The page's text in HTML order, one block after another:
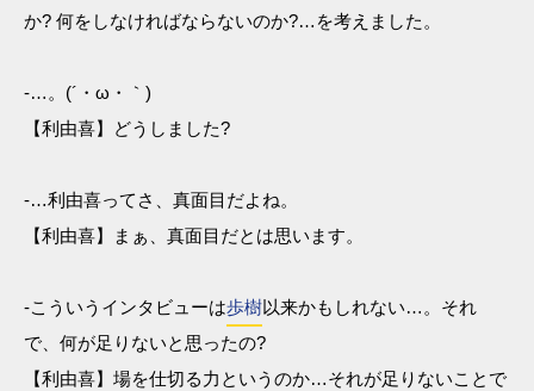
か? 何をしなければならないのか?…を考えました。
-…。(´・ω・｀)
【利由喜】どうしました?
-…利由喜ってさ、真面目だよね。
【利由喜】まぁ、真面目だとは思います。
-こういうインタビューは歩樹以来かもしれない…。それ
で、何が足りないと思ったの?
【利由喜】場を仕切る力というのか…それが足りないことで